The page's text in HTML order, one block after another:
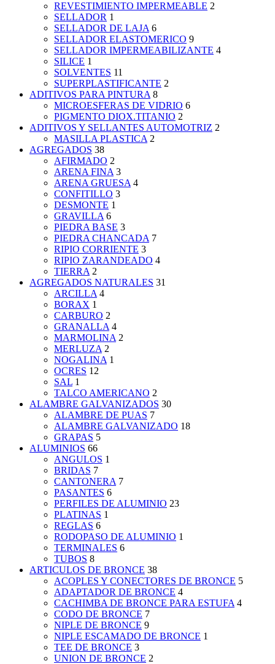
REVESTIMIENTO IMPERMEABLE 2
SELLADOR 1
SELLADOR DE LAJA 6
SELLADOR ELASTOMERICO 9
SELLADOR IMPERMEABILIZANTE 4
SILICE 1
SOLVENTES 11
SUPERPLASTIFICANTE 2
ADITIVOS PARA PINTURA 8
MICROESFERAS DE VIDRIO 6
PIGMENTO DIOX.TITANIO 2
ADITIVOS Y SELLANTES AUTOMOTRIZ 2
MASILLA PLASTICA 2
AGREGADOS 38
AFIRMADO 2
ARENA FINA 3
ARENA GRUESA 4
CONFITILLO 3
DESMONTE 1
GRAVILLA 6
PIEDRA BASE 3
PIEDRA CHANCADA 7
RIPIO CORRIENTE 3
RIPIO ZARANDEADO 4
TIERRA 2
AGREGADOS NATURALES 31
ARCILLA 4
BORAX 1
CARBURO 2
GRANALLA 4
MARMOLINA 2
MERLUZA 2
NOGALINA 1
OCRES 12
SAL 1
TALCO AMERICANO 2
ALAMBRE GALVANIZADOS 30
ALAMBRE DE PUAS 7
ALAMBRE GALVANIZADO 18
GRAPAS 5
ALUMINIOS 66
ANGULOS 1
BRIDAS 7
CANTONERA 7
PASANTES 6
PERFILES DE ALUMINIO 23
PLATINAS 1
REGLAS 6
RODOPASO DE ALUMINIO 1
TERMINALES 6
TUBOS 8
ARTICULOS DE BRONCE 38
ACOPLES Y CONECTORES DE BRONCE 5
ADAPTADOR DE BRONCE 4
CACHIMBA DE BRONCE PARA ESTUFA 4
CODO DE BRONCE 7
NIPLE DE BRONCE 9
NIPLE ESCAMADO DE BRONCE 1
TEE DE BRONCE 3
UNION DE BRONCE 2